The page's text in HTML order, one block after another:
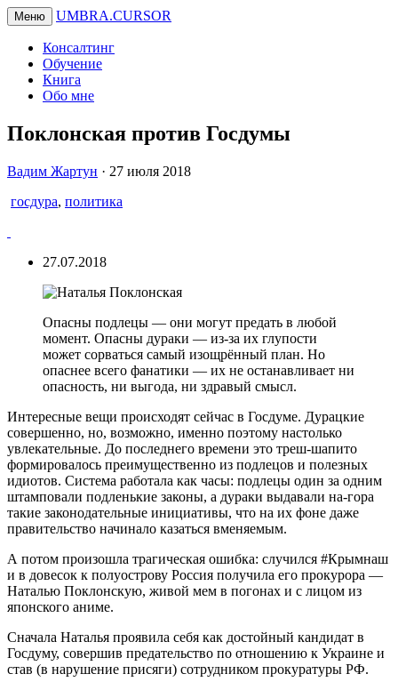
Меню UMBRA.CURSOR
Консалтинг
Обучение
Книга
Обо мне
Поклонская против Госдумы
Вадим
Вадим Жартун · 27 июля 2018
госдура, политика
27.07.2018
Опасны подлецы — они могут предать в любой
момент. Опасны дураки — из-за их глупости
может сорваться самый изощрённый план. Но
опаснее всего фанатики — их не останавливает ни
опасность, ни выгода, ни здравый смысл.
Интересные вещи происходят сейчас в Госдуме. Дурацкие
совершенно, но, возможно, именно поэтому настолько
увлекательные. До последнего времени это треш-шапито
формировалось преимущественно из подлецов и полезных
идиотов. Система работала как часы: подлецы один за одним
штамповали подленькие законы, а дураки выдавали на-гора
такие законодательные инициативы, что на их фоне даже
правительство начинало казаться вменяемым.
А потом произошла трагическая ошибка: случился #Крымнаш
и в довесок к полуострову Россия получила его прокурора —
Наталью Поклонскую, живой мем в погонах и с лицом из
японского аниме.
Сначала Наталья проявила себя как достойный кандидат в
Госдуму, совершив предательство по отношению к Украине и
став (в нарушение присяги) сотрудником прокуратуры РФ.